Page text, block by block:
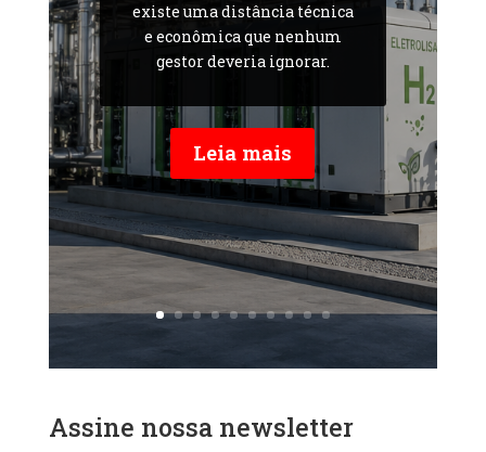
existe uma distância técnica
e econômica que nenhum
gestor deveria ignorar.
Leia mais
Assine nossa newsletter